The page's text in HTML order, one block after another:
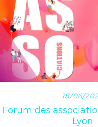
18/06/
Forum des
Lyon
LIRE